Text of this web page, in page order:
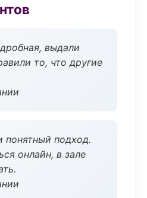
выдали
то, что другие
подход.
онлайн, в зале